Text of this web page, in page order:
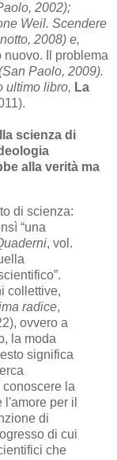
2002);
Weil. Scendere
2008) e,
nuovo. Il problema
Paolo, 2009).
ultimo libro, La
scienza di
alla verità ma
di scienza:
“una
, vol.
collettive,
radice,
ovvero a
la moda
significa
la
per il
di
di cui
che